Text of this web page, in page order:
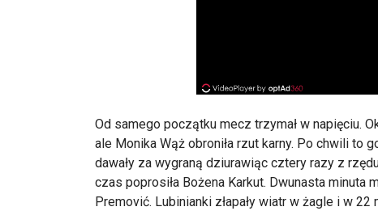
Od samego początku mecz trzymał w napięciu.
ale Monika Wąż obroniła rzut karny. Po chwili to
dawały za wygraną dziurawiąc cztery razy z
czas poprosiła Bożena Karkut. Dwunasta minuta
Premović. Lubinianki złapały wiatr w żagle i w